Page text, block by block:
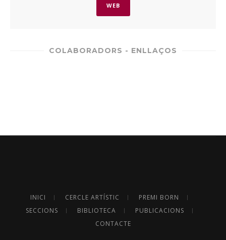
WEB
COLABORADORS - ENLLAÇOS
INICI CERCLE ARTÍSTIC
PREMI BORN
SECCIONS
BIBLIOTECA
PUBLICACIONS
CONTACTE